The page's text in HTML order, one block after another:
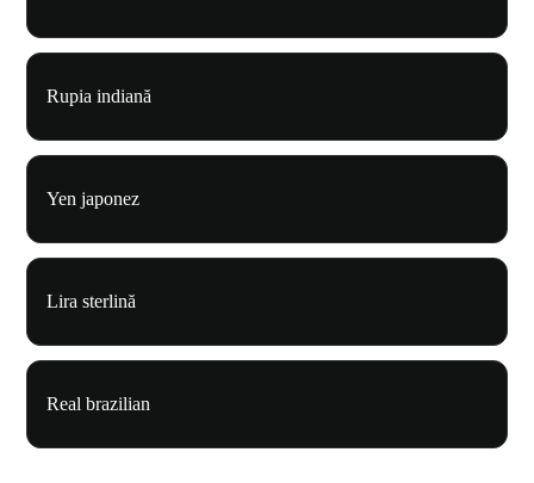
Rupia indiană
Yen japonez
Lira sterlină
Real brazilian